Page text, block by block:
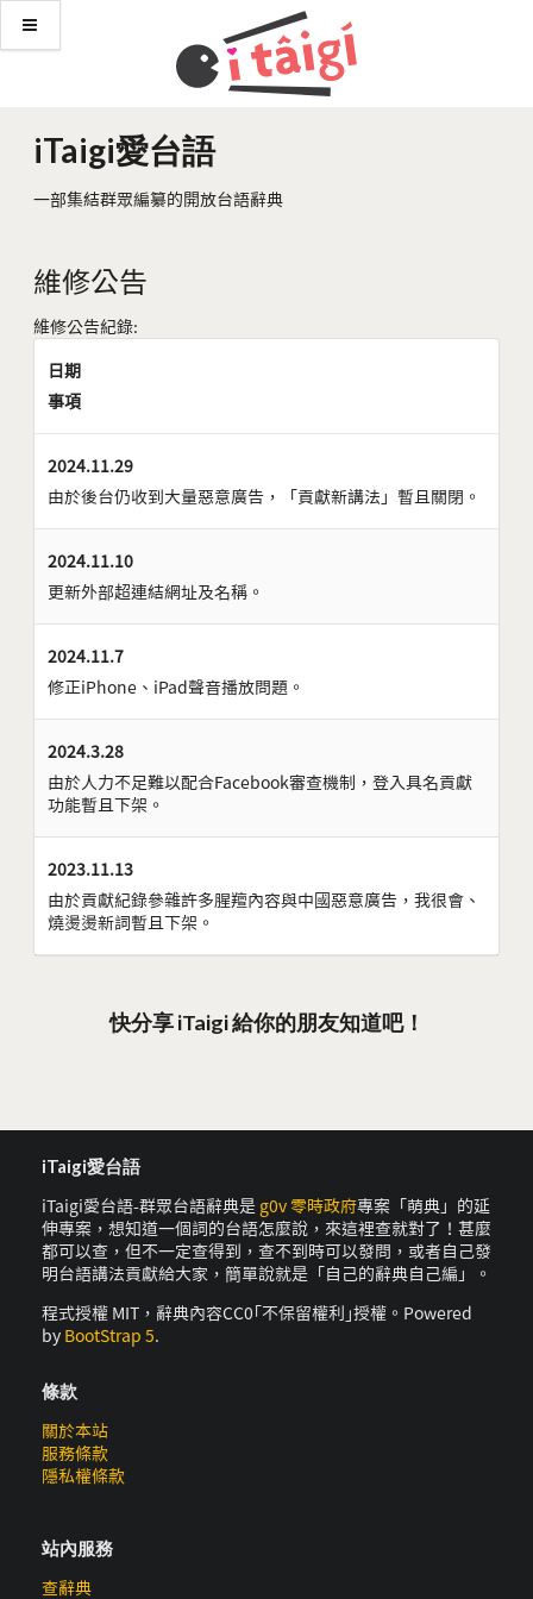
iTaigi愛台語
一部集結群眾編纂的開放台語辭典
維修公告
維修公告紀錄:
日期
事項
2024.11.29
由於後台仍收到大量惡意廣告，「貢獻新講法」暫且關閉。
2024.11.10
更新外部超連結網址及名稱。
2024.11.7
修正iPhone、iPad聲音播放問題。
2024.3.28
由於人力不足難以配合Facebook審查機制，登入具名貢獻
功能暫且下架。
2023.11.13
由於貢獻紀錄參雜許多腥羶內容與中國惡意廣告，我很會、
燒燙燙新詞暫且下架。
快分享 iTaigi 給你的朋友知道吧！
iTaigi愛台語
iTaigi愛台語-群眾台語辭典是 g0v 零時政府專案「萌典」的延
伸專案，想知道一個詞的台語怎麼說，來這裡查就對了！甚麼
都可以查，但不一定查得到，查不到時可以發問，或者自己發
明台語講法貢獻給大家，簡單說就是「自己的辭典自己編」。
程式授權 MIT，辭典內容CC0｢不保留權利｣授權。Powered
by BootStrap 5.
條款
關於本站
服務條款
隱私權條款
站內服務
查辭典